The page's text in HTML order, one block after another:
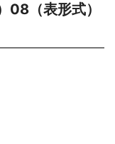
08（表形式）